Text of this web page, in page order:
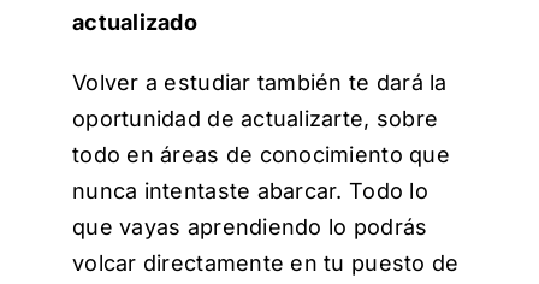
actualizado
Volver a estudiar también te dará la
oportunidad de actualizarte, sobre
todo en áreas de conocimiento que
nunca intentaste abarcar. Todo lo
que vayas aprendiendo lo podrás
volcar directamente en tu puesto de